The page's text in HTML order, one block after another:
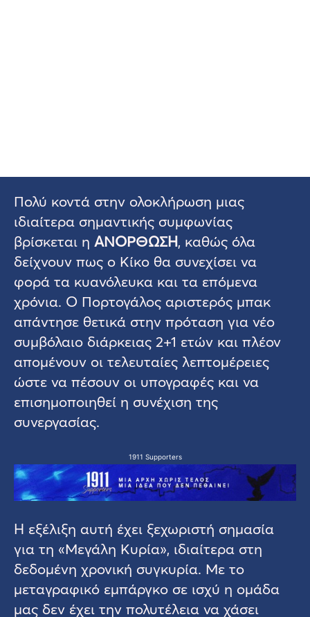
Πολύ κοντά στην ολοκλήρωση μιας
ιδιαίτερα σημαντικής συμφωνίας
βρίσκεται η ΑΝΟΡΘΩΣΗ, καθώς όλα
δείχνουν πως ο Κίκο θα συνεχίσει να
φορά τα κυανόλευκα και τα επόμενα
χρόνια. Ο Πορτογάλος αριστερός μπακ
απάντησε θετικά στην πρόταση για νέο
συμβόλαιο διάρκειας 2+1 ετών και πλέον
απομένουν οι τελευταίες λεπτομέρειες
ώστε να πέσουν οι υπογραφές και να
επισημοποιηθεί η συνέχιση της
συνεργασίας.
1911 Supporters
Η εξέλιξη αυτή έχει ξεχωριστή σημασία
για τη «Μεγάλη Κυρία», ιδιαίτερα στη
δεδομένη χρονική συγκυρία. Με το
μεταγραφικό εμπάργκο σε ισχύ η ομάδα
μας δεν έχει την πολυτέλεια να χάσει